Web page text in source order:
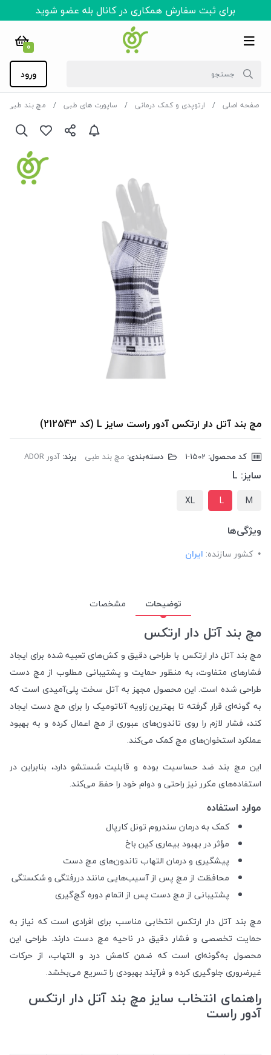
برای ثبت سفارش همکاری در کانال بله عضو شوید
0
ورود
صفحه اصلی ارتوپدی و کمک درمانی ساپورت های طبی مچ بند طبی
مچ بند آتل دار ارتکس آدور راست سایز L (کد 212543)
کد محصول: دسته‌بندی: مچ بند طبی برند: آدور ADOR
سایز: L
M
L
XL
ویژگی‌ها
کشور سازنده: ایران
توضیحات مشخصات
مچ بند آتل دار ارتکس
مچ بند آتل دار ارتکس با طراحی دقیق و کش‌های تعبیه شده برای ایجاد
فشارهای متفاوت، به منظور حمایت و پشتیبانی مطلوب از مچ دست
طراحی شده است. این محصول مجهز به آتل سخت پلی‌آمیدی است که
به گونه‌ای قرار گرفته تا بهترین زاویه آناتومیک را برای مچ دست ایجاد
کند، فشار لازم را روی تاندون‌های عبوری از مچ اعمال کرده و به بهبود
عملکرد استخوان‌های مچ کمک می‌کند.
این مچ بند ضد حساسیت بوده و قابلیت شستشو دارد، بنابراین در
استفاده‌های مکرر نیز راحتی و دوام خود را حفظ می‌کند.
موارد استفاده
کمک به درمان سندروم تونل کارپال
مؤثر در بهبود بیماری کین باخ
پیشگیری و درمان التهاب تاندون‌های مچ دست
محافظت از مچ پس از آسیب‌هایی مانند دررفتگی و شکستگی
پشتیبانی از مچ دست پس از اتمام دوره گچ‌گیری
مچ بند آتل دار ارتکس انتخابی مناسب برای افرادی است که نیاز به
حمایت تخصصی و فشار دقیق در ناحیه مچ دست دارند. طراحی این
محصول به‌گونه‌ای است که ضمن کاهش درد و التهاب، از حرکات
غیرضروری جلوگیری کرده و فرآیند بهبودی را تسریع می‌بخشد.
راهنمای انتخاب سایز مچ بند آتل دار ارتکس
آدور راست